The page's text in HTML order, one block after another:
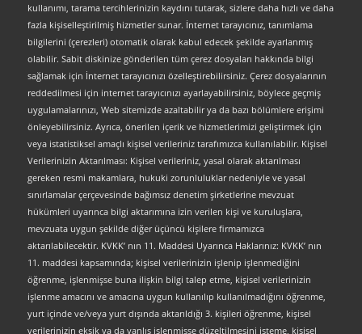
kullanımı, tarama tercihlerinizin kaydını tutarak, sizlere daha hızlı ve daha
fazla kişiselleştirilmiş hizmetler sunar. İnternet tarayıcınız, tanımlama
bilgilerini (çerezleri) otomatik olarak kabul edecek şekilde ayarlanmış
olabilir. Sabit diskinize gönderilen tüm çerez dosyaları hakkında bilgi
sağlamak için İnternet tarayıcınızı özelleştirebilirsiniz. Çerez dosyalarının
reddedilmesi için internet tarayıcınızı ayarlayabilirsiniz, böylece geçmiş
uygulamalarınızı, Web sitemizde azaltabilir ya da bazı bölümlere erişimi
önleyebilirsiniz. Ayrıca, önerilen içerik ve hizmetlerimizi geliştirmek için
veya istatistiksel amaçlı kişisel verileriniz tarafımızca kullanılabilir. Kişisel
Verilerinizin Aktarılması: Kişisel verileriniz, yasal olarak aktarılması
gereken resmi makamlara, hukuki zorunluluklar nedeniyle ve yasal
sınırlamalar çerçevesinde bağımsız denetim şirketlerine mevzuat
hükümleri uyarınca bilgi aktarımına izin verilen kişi ve kuruluşlara,
mevzuata uygun şekilde diğer üçüncü kişilere firmamızca
aktarılabilecektir. KVKK’ nın 11. Maddesi Uyarınca Haklarınız: KVKK’ nın
11. maddesi kapsamında; kişisel verilerinizin işlenip işlenmediğini
öğrenme, işlenmişse buna ilişkin bilgi talep etme, kişisel verilerinizin
işlenme amacını ve amacına uygun kullanılıp kullanılmadığını öğrenme,
yurt içinde ve/veya yurt dışında aktarıldığı 3. kişileri öğrenme, kişisel
verilerinizin eksik ya da yanlış işlenmişse düzeltilmesini isteme, kişisel